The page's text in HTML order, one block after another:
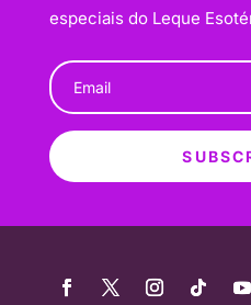
especiais do Leque